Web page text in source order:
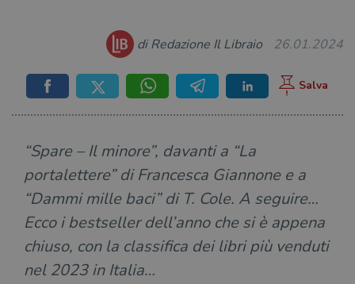
di Redazione Il Libraio 26.01.2024
“Spare – Il minore”, davanti a “La
portalettere” di Francesca Giannone e a
“Dammi mille baci” di T. Cole. A seguire…
Ecco i bestseller dell’anno che si è appena
chiuso, con la classifica dei libri più venduti
nel 2023 in Italia…